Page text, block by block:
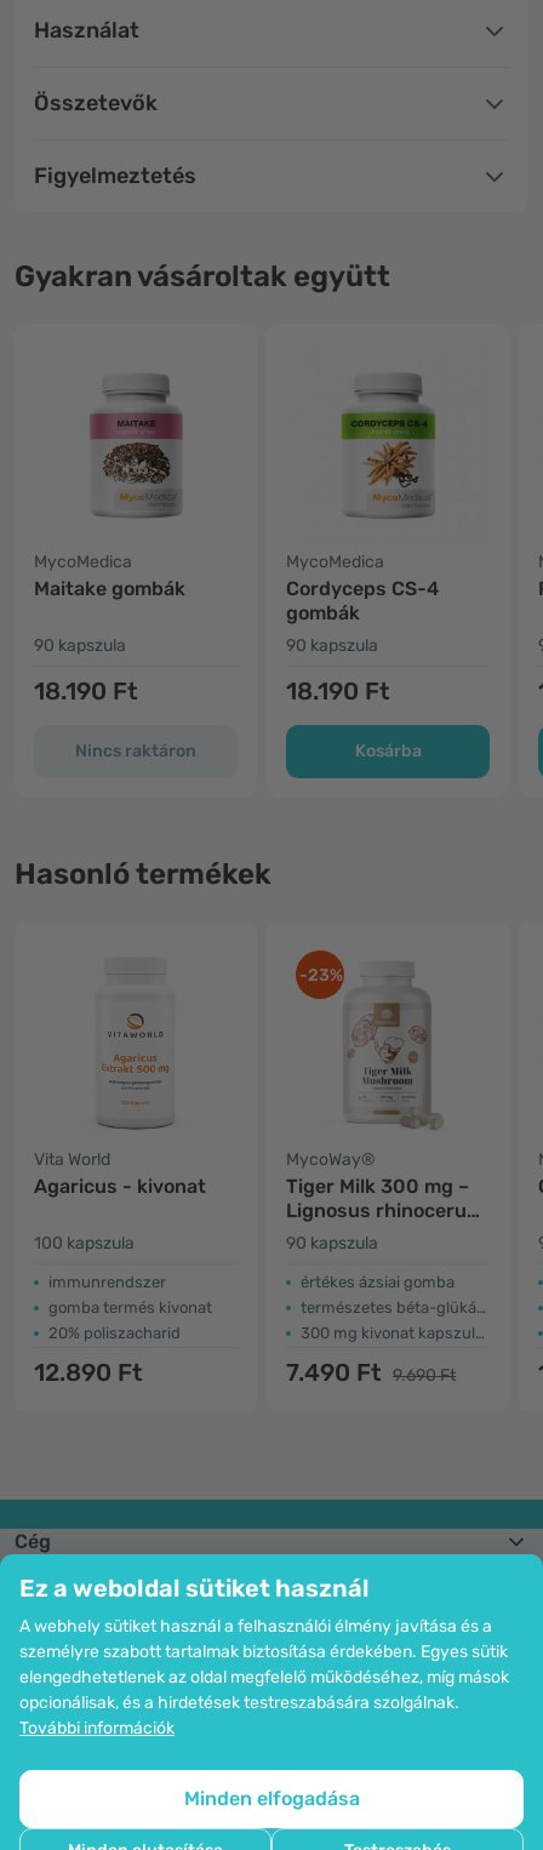
Ez a weboldal sütiket használ
A webhely sütiket használ a felhasználói élmény javítása és a
személyre szabott tartalmak biztosítása érdekében. Egyes sütik
elengedhetetlenek az oldal megfelelő működéséhez, míg mások
opcionálisak, és a hirdetések testreszabására szolgálnak.
További információk
Minden elfogadása
Használat
Összetevők
Figyelmeztetés
Gyakran vásároltak együtt
MycoMedica
Maitake gombák
90 kapszula
18.190 Ft
Nincs raktáron
MycoMedica
Cordyceps CS-4
gombák
90 kapszula
18.190 Ft
Kosárba
Hasonló termékek
Vita World
Agaricus - kivonat
100 kapszula
immunrendszer
gomba termés kivonat
20% poliszacharid
12.890 Ft
-23%
MycoWay®
Tiger Milk 300 mg –
Lignosus rhinocerus
gomba kivonat
90 kapszula
értékes ázsiai gomba
természetes béta-glükán forrás
300 mg kivonat kapszulánként
7.490 Ft 9.690 Ft
Cég
Csatlakozzon hozzánk
Segítség és megrendelések
Bankkártyás fizetési lehetőség. A személyes adatok garantált védelme
SSL titkosítással.
Az oldal térképe